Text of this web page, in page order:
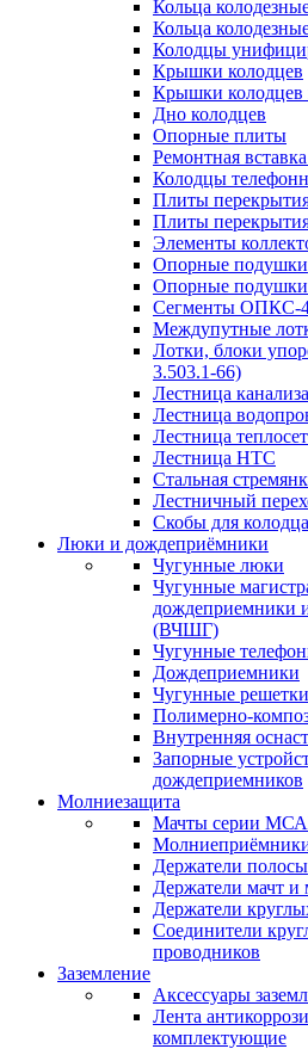
Кольца
Кольца
Колодцы
Крышки колодцев
Крышки
Дно колодцев
Опорные плиты
Ремонтная
Колодцы
Плиты
Плиты
Элементы
Опорные подушки
Опорные подушки
Сегменты
Междупутные
Лотки, блоки
3.503.1-66)
Лестница
Лестница
Лестница
Лестница НТС
Стальная
Лестничный
Скобы для колодца
Люки и дождеприёмники
Чугунные люки
Чугунные
дождеприемники
(ВЧШГ)
Чугунные
Дождеприемники
Чугунные решетки
Полимерно-
Внутренняя
Запорные
дождеприемников
Молниезащита
Мачты серии
Держатели полосы
Держатели мачт
Держатели
Cоединители
проводников
Заземление
Аксессуары
Лента
комплектующие